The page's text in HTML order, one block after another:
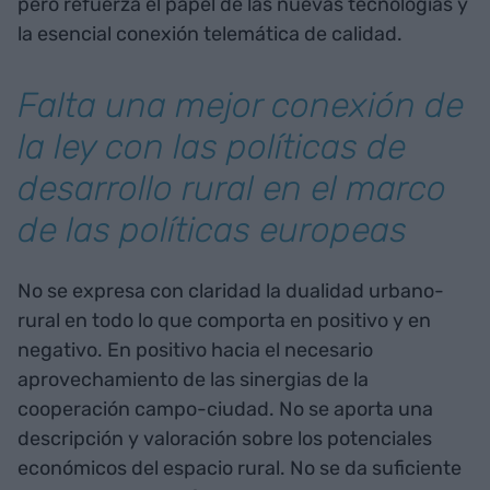
la esencial conexión telemática de calidad.
Falta una mejor conexión de
la ley con las políticas de
desarrollo rural en el marco
de las políticas europeas
No se expresa con claridad la dualidad urbano-
rural en todo lo que comporta en positivo y en
negativo. En positivo hacia el necesario
aprovechamiento de las sinergias de la
cooperación campo-ciudad. No se aporta una
descripción y valoración sobre los potenciales
económicos del espacio rural. No se da suficiente